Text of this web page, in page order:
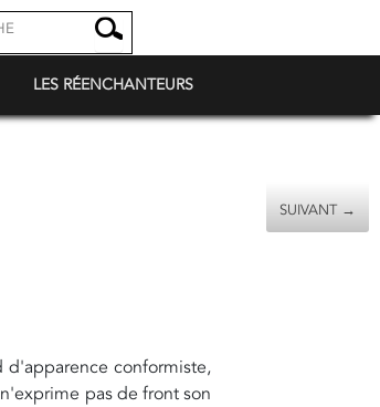
LES RÉENCHANTEURS
SUIVANT →
d'apparence conformiste,
pas de front son